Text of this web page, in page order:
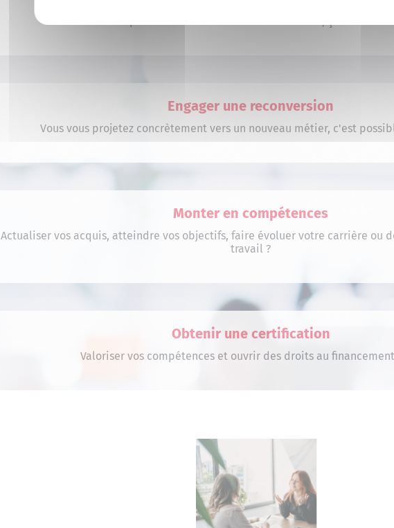
Engager une reconversion
Vous vous projetez concrètement vers un nouveau métier, c'est
Monter en compétences
Actualiser vos acquis, atteindre vos objectifs, faire évoluer votre carrière ou
travail ?
Obtenir une certification
Valoriser vos compétences et ouvrir des droits au financement